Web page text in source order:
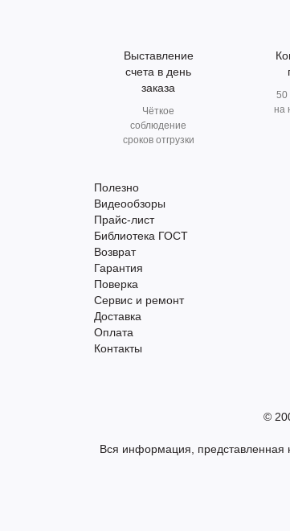
Выставление
счета в день
заказа
Чёткое
соблюдение
сроков отгрузки
50
на
Полезно
Видеообзоры
Прайс-лист
Библиотека ГОСТ
Возврат
Гарантия
Поверка
Сервис и ремонт
Доставка
Оплата
Контакты
©
Вся информация, представленная